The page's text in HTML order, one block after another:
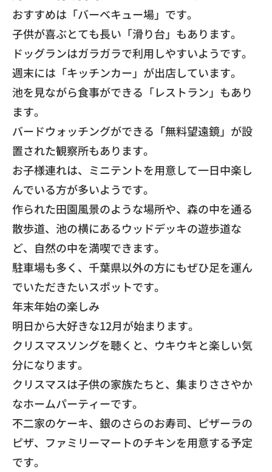
​おすすめは「バーベキュー場」です。
​子供が喜ぶとても長い「滑り台」もあります。
​ドッグランはガラガラで利用しやすいようです。
​週末には「キッチンカー」が出店しています。
​池を見ながら食事ができる「レストラン」もあり
ます。
​バードウォッチングができる「無料望遠鏡」が設
置された観察所もあります。
​お子様連れは、ミニテントを用意して一日中楽し
んでいる方が多いようです。
​作られた田園風景のような場所や、森の中を通る
散歩道、池の横にあるウッドデッキの遊歩道な
ど、自然の中を満喫できます。
​駐車場も多く、千葉県以外の方にもぜひ足を運ん
でいただきたいスポットです。
​年末年始の楽しみ
​明日から大好きな12月が始まります。
​クリスマスソングを聴くと、ウキウキと楽しい気
分になります。
​クリスマスは子供の家族たちと、集まりささやか
なホームパーティーです。
​不二家のケーキ、銀のさらのお寿司、ピザーラの
ピザ、ファミリーマートのチキンを用意する予定
です。